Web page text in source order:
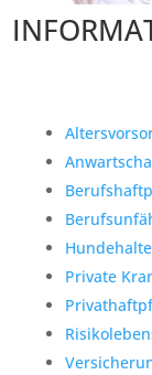
Private